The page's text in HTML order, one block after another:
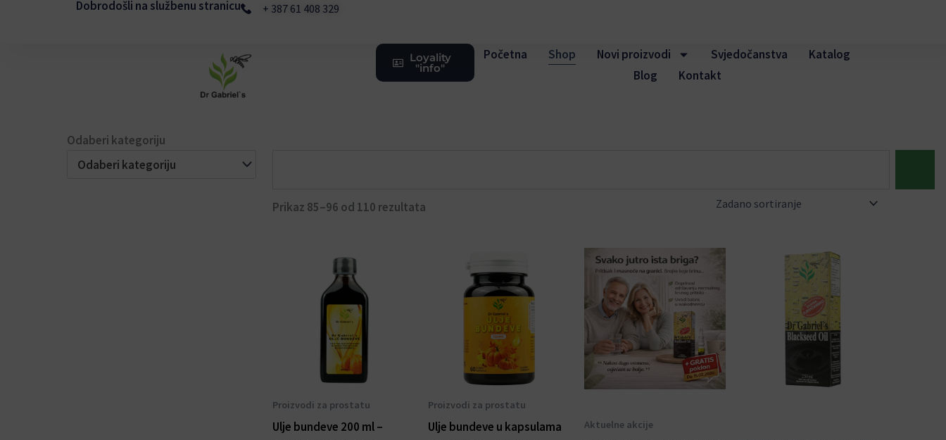
Dobrodošli na službenu stranicu + 387 61 408 329
Loyality
"info"
Početna Shop Novi proizvodi Svjedočanstva
Katalog
Blog
Kontakt
Odaberi kategoriju
Odaberi kategoriju
Prikaz 85–96 od 110 rezultata
Proizvodi za prostatu
Ulje bundeve 200 ml –
Proizvodi za prostatu
Ulje bundeve u kapsulama
Aktuelne akcije